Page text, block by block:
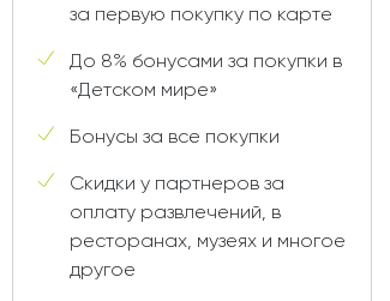
за первую покупку по карте
До 8% бонусами за покупки в
«Детском мире»
Бонусы за все покупки
Скидки у партнеров за
оплату развлечений, в
ресторанах, музеях и многое
другое